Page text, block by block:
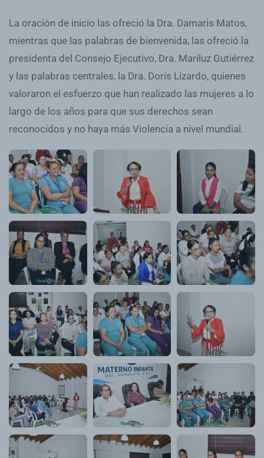
La oración de inicio las ofreció la Dra. Damaris Matos,
mientras que las palabras de bienvenida, las ofreció la
presidenta del Consejo Ejecutivo, Dra. Mariluz Gutiérrez
y las palabras centrales, la Dra. Doris Lizardo, quienes
valoraron el esfuerzo que han realizado las mujeres a lo
largo de los años para que sus derechos sean
reconocidos y no haya más Violencia a nivel mundial.